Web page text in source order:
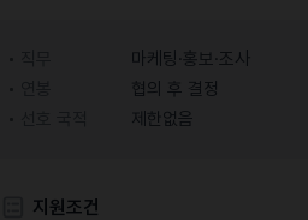
마케팅·홍보·조사
협의 후 결정
제한없음
지원조건